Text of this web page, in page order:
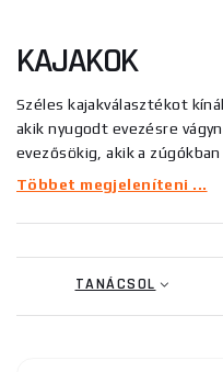
KAJAKOK
Széles kajakválasztékot
akik nyugodt evezésre
evezősökig, akik a
Kínálatunkban
könnyű irányíthatóságukkal
Akár egy rövid családi
expedíciót, akár egy vadvízi
Többet megjeleníteni ...
TANÁCSOL